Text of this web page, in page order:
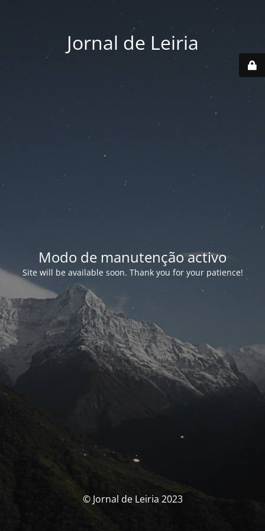
Jornal de Leiria
Modo de manutenção activo
Site will be available soon. Thank you for your patience!
© Jornal de Leiria 2023